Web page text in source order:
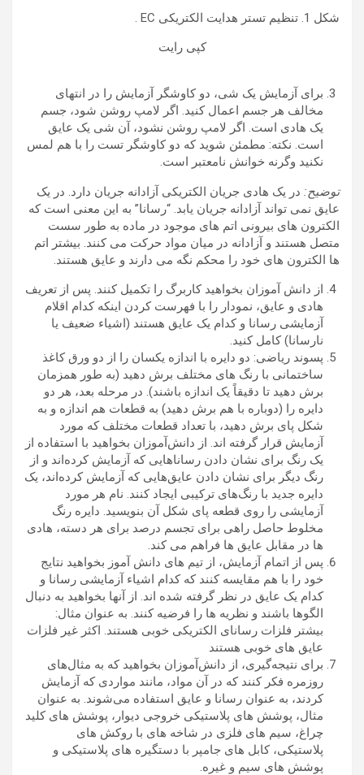
شکل 1. تنظیم تستر هدایت الکتریکی EC .
کپی رایت
برای آزمایش یک شی، دو کاوشگر آزمایش را در انتهای
مخالف هر جسم اعمال کنید. اگر لامپ روشن شود، جسم
یک هادی است. اگر لامپ روشن نشود، آن شی یک عایق
است. نکته: مطمئن شوید که دو کاوشگر تست را با هم لمس
نکنید وگرنه خوانش نامعتبر است.
توضیح: در یک هادی جریان الکتریکی آزادانه جریان دارد. در یک
عایق نمی تواند آزادانه جریان یابد. “رسانا” به این معنی است که
الکترون های بیرونی اتم های موجود در ماده به طور سست
متصل هستند و آزادانه در میان مواد حرکت می کنند. بیشتر اتم
ها الکترون های خود را محکم نگه می دارند و عایق هستند.
از دانش آموزان بخواهید کاربرگ را تکمیل کنند. پس از تعریف
هادی و عایق، نمودار را با فهرست کردن اینکه کدام اقلام
آزمایشی رسانا و کدام یک عایق هستند (اشیاء ضعیف یا
نارسانا) کامل کنید.
پسوند ریاضی: دو دایره با اندازه یکسان را از دو ورق کاغذ
ساختمانی با رنگ های مختلف برش دهید (به طور همزمان
برش دهید تا دقیقاً یک اندازه باشند). در مرحله بعد، هر دو
دایره را (دوباره با هم برش دهید) به قطعات هم اندازه و به
شکل پای برش دهید، با تعداد قطعات مختلف که مورد
آزمایش قرار گرفته اند. از دانش‌آموزان بخواهید با استفاده از
یک رنگ برای نشان دادن رساناهایی که آزمایش کرده‌اند و از
رنگ دیگر برای نشان دادن عایق‌هایی که آزمایش کرده‌اند، یک
دایره جدید با رنگ‌های ترکیبی ایجاد کنند. نام هر مورد
آزمایشی را روی قطعه پای شکل آن بنویسید. دایره رنگ
مخلوط حاصل راهی برای تجسم درصد برای هر دسته، هادی
ها در مقابل عایق ها فراهم می کند.
پس از اتمام آزمایش، از تیم های دانش آموز بخواهید نتایج
خود را با هم مقایسه کنند که کدام اشیاء آزمایشی رسانا و
کدام یک عایق در نظر گرفته شده اند. از آنها بخواهید به دنبال
الگوها باشند و نظریه ها را فرضیه کنند. به عنوان مثال:
بیشتر فلزات رسانای الکتریکی خوبی هستند. اکثر غیر فلزات
عایق های خوبی هستند
برای نتیجه‌گیری، از دانش‌آموزان بخواهید که به مثال‌های
روزمره فکر کنند که در آن مواد، مانند مواردی که آزمایش
کردند، به عنوان رسانا و عایق استفاده می‌شوند. به عنوان
مثال، پوشش های پلاستیکی خروجی دیوار، پوشش های کلید
چراغ، سیم های فلزی در شاخه های با روکش های
پلاستیکی، کابل های جامپر با دستگیره های پلاستیکی و
پوشش های سیم و غیره.